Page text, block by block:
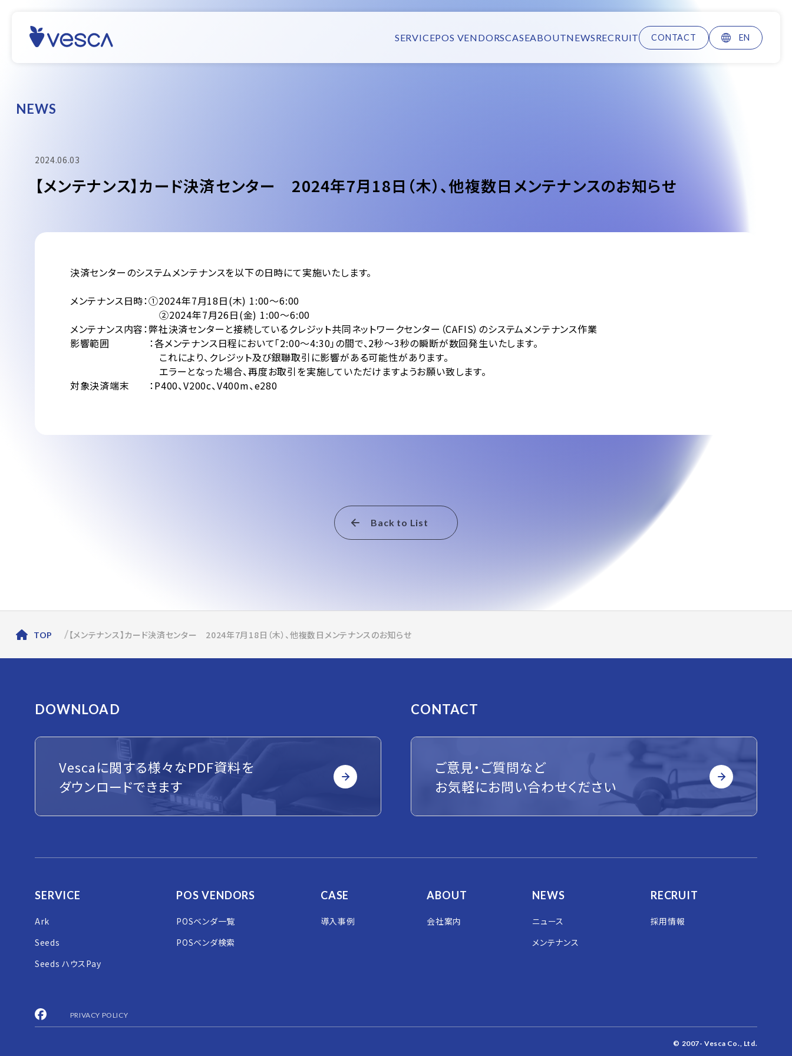
SERVICEPOS VENDORSCASEABOUTNEWSRECRUIT CONTACT EN
NEWS
2024.06.03
【メンテナンス】カード決済センター 2024年7月18日（木）、他複数日メンテナンスのお知らせ
決済センターのシステムメンテナンスを以下の日時にて実施いたします。
メンテナンス日時：①2024年7月18日(木) 1:00～6:00
②2024年7月26日(金) 1:00～6:00
メンテナンス内容：弊社決済センターと接続しているクレジット共同ネットワークセンター（CAFIS）のシステムメンテナンス作業
影響範囲 ：各メンテナンス日程において「2:00～4:30」の間で、2秒～3秒の瞬断が数回発生いたします。
これにより、クレジット及び銀聯取引に影響がある可能性があります。
エラーとなった場合、再度お取引を実施していただけますようお願い致します。
対象決済端末 ：P400、V200c、V400m、e280
Back to List
TOP 【メンテナンス】カード決済センター 2024年7月18日（木）、他複数日メンテナンスのお知らせ
DOWNLOAD
Vescaに関する様々なPDF資料を
ダウンロードできます
CONTACT
ご意見・ご質問など
お気軽にお問い合わせください
SERVICE
Ark
Seeds
Seeds ハウスPay
POS VENDORS
POSベンダ一覧
POSベンダ検索
CASE
導入事例
ABOUT
会社案内
NEWS
ニュース
メンテナンス
RECRUIT
採用情報
PRIVACY POLICY
© 2007- Vesca Co., Ltd.